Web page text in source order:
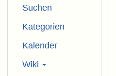
Suchen
Kategorien
Kalender
Wiki